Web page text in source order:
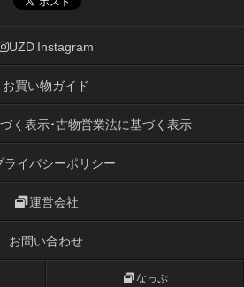
UZD Instagram
お買い物ガイド
く表示・古物営業法に基づく表示
ライバシーポリシー
運営会社
お問い合わせ
なっぷ